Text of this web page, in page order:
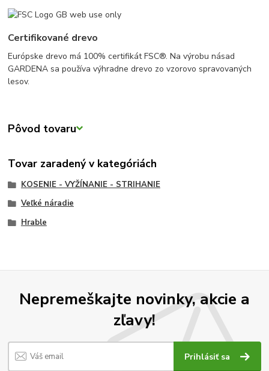
Certifikované drevo
Európske drevo má 100% certifikát FSC®. Na výrobu násad
GARDENA sa používa výhradne drevo zo vzorovo spravovaných
lesov.
Pôvod tovaru
Tovar zaradený v kategóriách
KOSENIE - VYŽÍNANIE - STRIHANIE
Veľké náradie
Hrable
Nepremeškajte novinky, akcie a
zľavy!
Prihlásiť sa